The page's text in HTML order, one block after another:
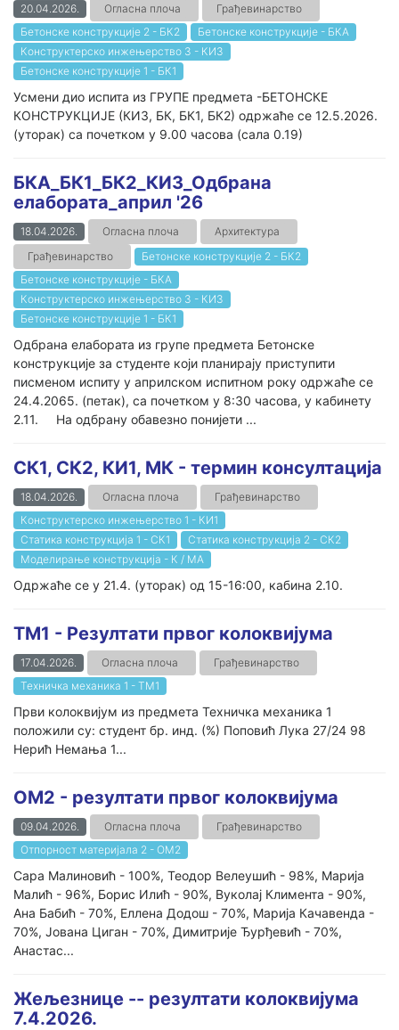
20.04.2026. Огласна плоча
Грађевинарство
Бетонске конструкције 2 - БК2
Бетонске конструкције - БКА
Конструктерско инжењерство 3 - КИ3
Бетонске конструкције 1 - БК1
Усмени дио испита из ГРУПЕ предмета -БЕТОНСКЕ
КОНСТРУКЦИЈЕ (КИ3, БК, БК1, БК2) одржаће се 12.5.2026.
(уторак) са почетком у 9.00 часова (сала 0.19)
БКА_БК1_БК2_КИ3_Одбрана
елабората_април '26
18.04.2026. Огласна плоча
Архитектура
Грађевинарство
Бетонске конструкције 2 - БК2
Бетонске конструкције - БКА
Конструктерско инжењерство 3 - КИ3
Бетонске конструкције 1 - БК1
Одбрана елабората из групе предмета Бетонске
конструкције за студенте који планирају приступити
писменом испиту у априлском испитном року одржаће се
24.4.2065. (петак), са почетком у 8:30 часова, у кабинету
2.11. На одбрану обавезно понијети ...
СК1, СК2, КИ1, МК - термин консултација
18.04.2026. Огласна плоча
Грађевинарство
Конструктерско инжењерство 1 - КИ1
Статика конструкција 1 - СК1
Статика конструкција 2 - СК2
Моделирање конструкција - К / МА
Одржаће се у 21.4. (уторак) од 15-16:00, кабина 2.10.
ТМ1 - Резултати првог колоквијума
17.04.2026. Огласна плоча
Грађевинарство
Техничка механика 1 - ТМ1
Први колоквијум из предмета Техничка механика 1
положили су: студент бр. инд. (%) Поповић Лука 27/24 98
Нерић Немања 1...
ОМ2 - резултати првог колоквијума
09.04.2026. Огласна плоча
Грађевинарство
Отпорност материјала 2 - ОМ2
Сара Малиновић - 100%, Теодор Велеушић - 98%, Марија
Малић - 96%, Борис Илић - 90%, Вуколај Климента - 90%,
Ана Бабић - 70%, Еллена Додош - 70%, Марија Качавенда -
70%, Јована Циган - 70%, Димитрије Ђурђевић - 70%,
Анастас...
Жељезнице -- резултати колоквијума
7.4.2026.